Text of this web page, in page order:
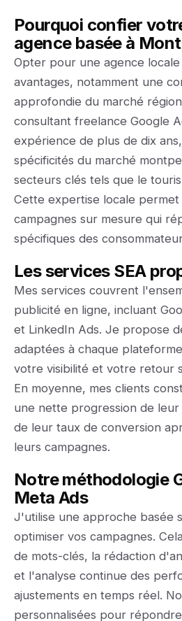
Pourquoi confier
agence basée à
Opter pour une agence
avantages, notamment une
approfondie du marché
consultant freelance Google
expérience de plus de dix
spécificités du marché
secteurs clés tels que le
Cette expertise locale
campagnes sur mesure qui
spécifiques des
Les services SEA
Mes services couvrent
publicité en ligne, incluant
et LinkedIn Ads. Je propose
adaptées à chaque
votre visibilité et votre retour
En moyenne, mes clients
une nette progression de
de leur taux de conversion
leurs campagnes.
Notre méthodologie
Meta Ads
J'utilise une approche basée
optimiser vos campagnes.
de mots-clés, la rédaction
et l'analyse continue des
ajustements en temps réel.
personnalisées pour